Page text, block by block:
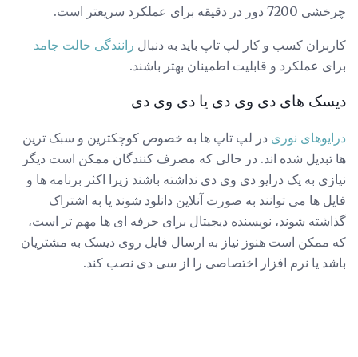
چرخشی 7200 دور در دقیقه برای عملکرد سریعتر است.
کاربران کسب و کار لپ تاپ باید به دنبال رانندگی حالت جامد
برای عملکرد و قابلیت اطمینان بهتر باشند.
دیسک های دی وی دی یا دی وی دی
درایوهای نوری در لپ تاپ ها به خصوص کوچکترین و سبک ترین
ها تبدیل شده اند. در حالی که مصرف کنندگان ممکن است دیگر
نیازی به یک درایو دی وی دی نداشته باشند زیرا اکثر برنامه ها و
فایل ها می توانند به صورت آنلاین دانلود شوند یا به اشتراک
گذاشته شوند، نویسنده دیجیتال برای حرفه ای ها مهم تر است،
که ممکن است هنوز نیاز به ارسال فایل روی دیسک به مشتریان
باشد یا نرم افزار اختصاصی را از سی دی نصب کند.